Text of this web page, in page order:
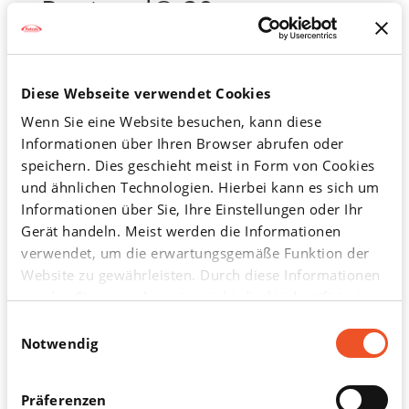
Diese Webseite verwendet Cookies
Wenn Sie eine Website besuchen, kann diese
Informationen über Ihren Browser abrufen oder
speichern. Dies geschieht meist in Form von Cookies
und ähnlichen Technologien. Hierbei kann es sich um
Informationen über Sie, Ihre Einstellungen oder Ihr
Gerät handeln. Meist werden die Informationen
verwendet, um die erwartungsgemäße Funktion der
Website zu gewährleisten. Durch diese Informationen
werden Sie normalerweise nicht direkt identifiziert.
Erlebnis geboten werden. Da wir Ihr Recht auf
entscheiden, bestimmte Arten von Cookies nicht
Notwendig
Präferenzen
Pantozol® 20 mg
magensaftresistente
Tabletten
Pantozol ®20 mg magensaftresistente
Tabletten
Zum
Produkt
Pantozol® 20 mg magensaftresistente
Tabletten